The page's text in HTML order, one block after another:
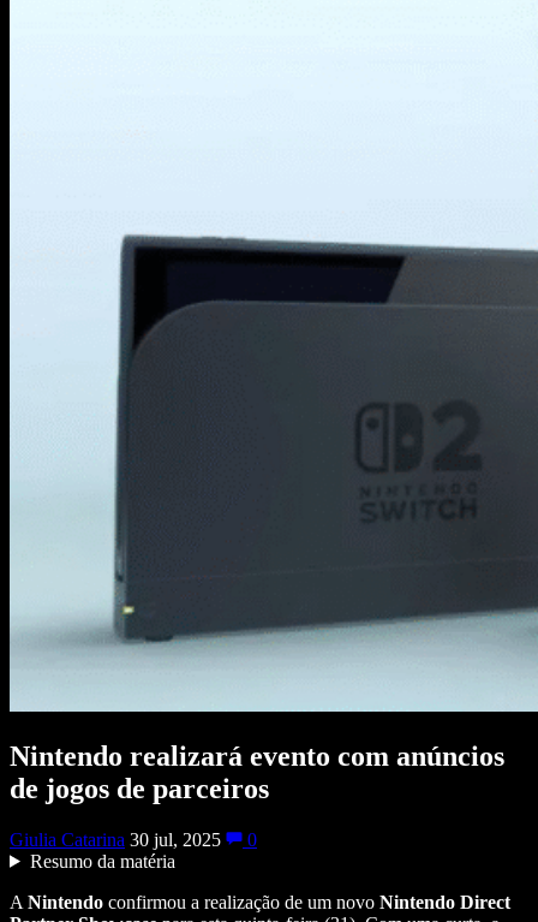
Nintendo realizará evento com anúncios
de jogos de parceiros
Giulia Catarina 30 jul, 2025
0
Resumo da matéria
A Nintendo confirmou a realização de um novo Nintendo Direct